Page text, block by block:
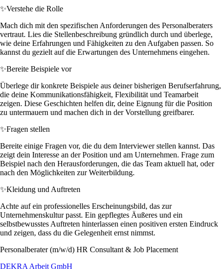
✨Verstehe die Rolle
Mach dich mit den spezifischen Anforderungen des Personalberaters
vertraut. Lies die Stellenbeschreibung gründlich durch und überlege,
wie deine Erfahrungen und Fähigkeiten zu den Aufgaben passen. So
kannst du gezielt auf die Erwartungen des Unternehmens eingehen.
✨Bereite Beispiele vor
Überlege dir konkrete Beispiele aus deiner bisherigen Berufserfahrung,
die deine Kommunikationsfähigkeit, Flexibilität und Teamarbeit
zeigen. Diese Geschichten helfen dir, deine Eignung für die Position
zu untermauern und machen dich in der Vorstellung greifbarer.
✨Fragen stellen
Bereite einige Fragen vor, die du dem Interviewer stellen kannst. Das
zeigt dein Interesse an der Position und am Unternehmen. Frage zum
Beispiel nach den Herausforderungen, die das Team aktuell hat, oder
nach den Möglichkeiten zur Weiterbildung.
✨Kleidung und Auftreten
Achte auf ein professionelles Erscheinungsbild, das zur
Unternehmenskultur passt. Ein gepflegtes Äußeres und ein
selbstbewusstes Auftreten hinterlassen einen positiven ersten Eindruck
und zeigen, dass du die Gelegenheit ernst nimmst.
Personalberater (m/w/d) HR Consultant & Job Placement
DEKRA Arbeit GmbH